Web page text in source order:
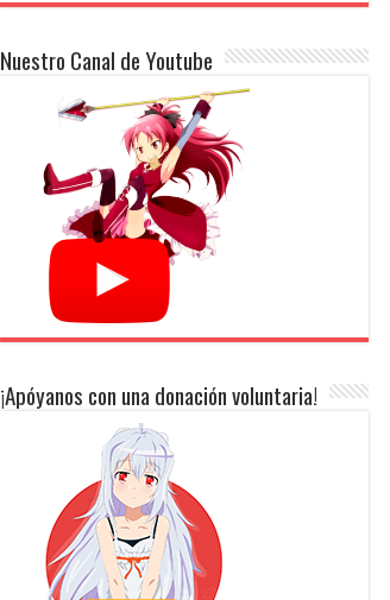
Nuestro Canal de Youtube
¡Apóyanos con una donación voluntaria!